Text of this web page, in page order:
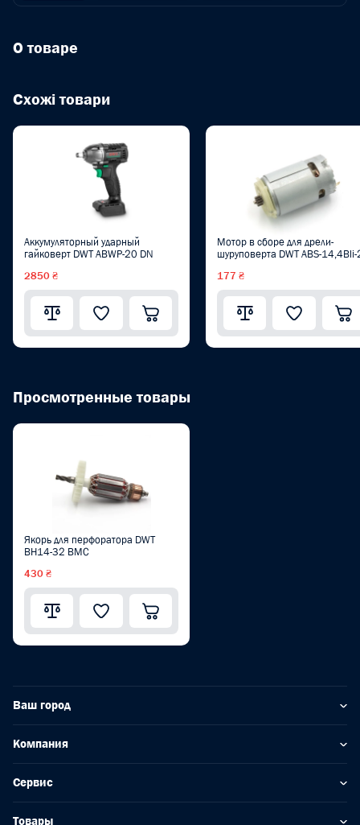
О товаре
Схожі товари
Аккумуляторный ударный
гайковерт DWT ABWP-20 DN
2850 ₴
Мотор в сборе для дрели-
шуруповерта DWT ABS-14,4Bli-
177 ₴
Просмотренные товары
Якорь для перфоратора DWT
ВН14-32 BMC
430 ₴
Ваш город
Компания
Сервис
Товары